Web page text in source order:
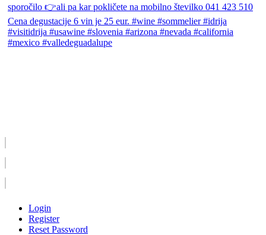
Login
Register
Reset Password